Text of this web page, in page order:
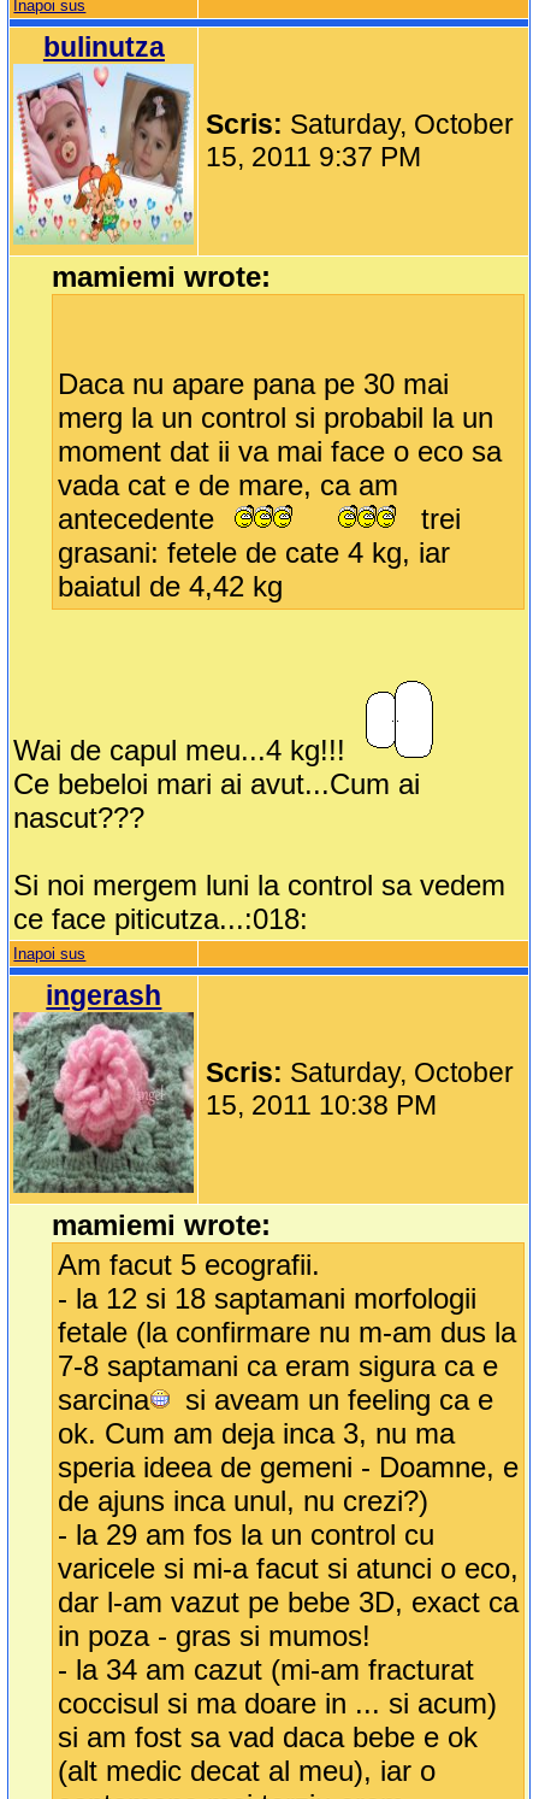
Inapoi sus
bulinutza
Scris: Saturday, October
15, 2011 9:37 PM
mamiemi wrote:
Daca nu apare pana pe 30 mai
merg la un control si probabil la un
moment dat ii va mai face o eco sa
vada cat e de mare, ca am
antecedente
trei
grasani: fetele de cate 4 kg, iar
baiatul de 4,42 kg
Wai de capul meu...4 kg!!!
Ce bebeloi mari ai avut...Cum ai
nascut???
Si noi mergem luni la control sa vedem
ce face piticutza...:018:
Inapoi sus
ingerash
Scris: Saturday, October
15, 2011 10:38 PM
mamiemi wrote:
Am facut 5 ecografii.
- la 12 si 18 saptamani morfologii
fetale (la confirmare nu m-am dus la
7-8 saptamani ca eram sigura ca e
sarcina
si aveam un feeling ca e
ok. Cum am deja inca 3, nu ma
speria ideea de gemeni - Doamne, e
de ajuns inca unul, nu crezi?)
- la 29 am fos la un control cu
varicele si mi-a facut si atunci o eco,
dar l-am vazut pe bebe 3D, exact ca
in poza - gras si mumos!
- la 34 am cazut (mi-am fracturat
coccisul si ma doare in ... si acum)
si am fost sa vad daca bebe e ok
(alt medic decat al meu), iar o